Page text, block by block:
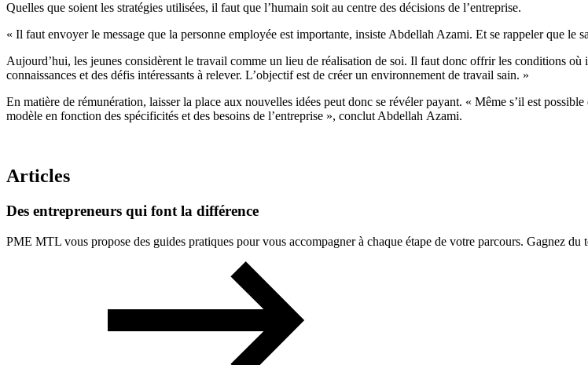
Quelles que soient les stratégies utilisées, il faut que l’humain soit au centre des décisions de l’entreprise.
« Il faut envoyer le message que la personne employée est importante, insiste Abdellah Azami. Et se rappeler que le
Aujourd’hui, les jeunes considèrent le travail comme un lieu de réalisation de soi. Il faut donc offrir les conditions
connaissances et des défis intéressants à relever. L’objectif est de créer un environnement de travail sain. »
En matière de rémunération, laisser la place aux nouvelles idées peut donc se révéler payant. « Même s’il est
modèle en fonction des spécificités et des besoins de l’entreprise », conclut Abdellah Azami.
Articles
Des entrepreneurs qui font la différence
PME MTL vous propose des guides pratiques pour vous accompagner à chaque étape de votre parcours. Gagnez du